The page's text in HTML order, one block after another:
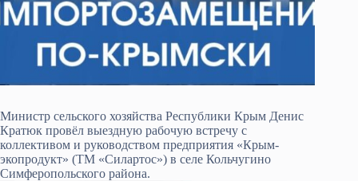
Министр сельского хозяйства Республики Крым Денис
Кратюк провёл выездную рабочую встречу с
коллективом и руководством предприятия «Крым-
экопродукт» (ТМ «Силартос») в селе Кольчугино
Симферопольского района.